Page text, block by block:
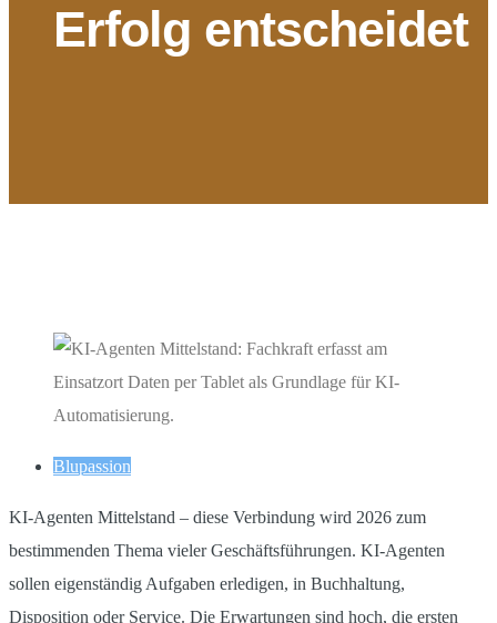
Erfolg entscheidet
Blupassion
KI-Agenten Mittelstand – diese Verbindung wird 2026 zum
bestimmenden Thema vieler Geschäftsführungen. KI-Agenten
sollen eigenständig Aufgaben erledigen, in Buchhaltung,
Disposition oder Service. Die Erwartungen sind hoch, die ersten